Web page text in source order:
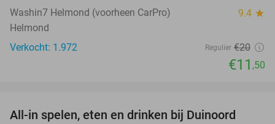
Washin7 Helmond (voorheen CarPro) 9.4 star
Helmond
Verkocht: 1.972
Regulier €20
€11 ,50
All-in spelen, eten en drinken bij Duinoord